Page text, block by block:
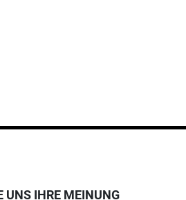
UNS IHRE MEINUNG